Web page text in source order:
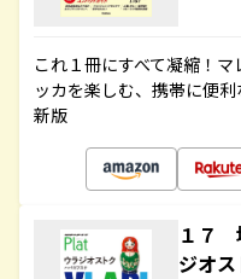
これ１冊にすべて凝縮！
ッカを楽しむ、携帯に便
新版
１７
ジオ